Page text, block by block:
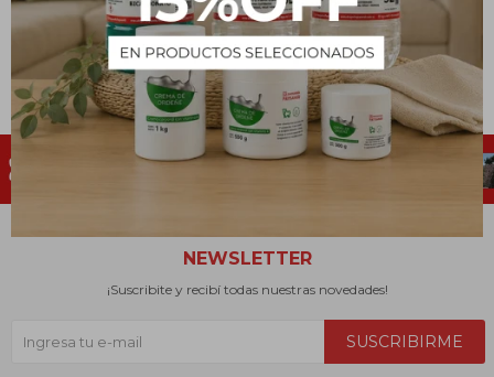
NEWSLETTER
¡Suscribite y recibí todas nuestras novedades!
SUSCRIBIRME